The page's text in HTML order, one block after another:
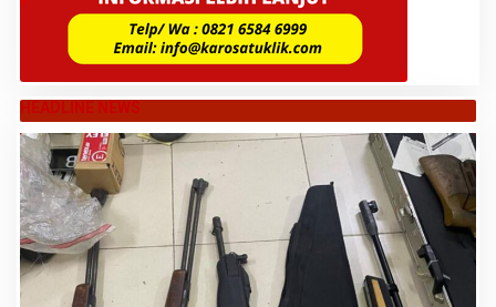
HEADLINE NEWS